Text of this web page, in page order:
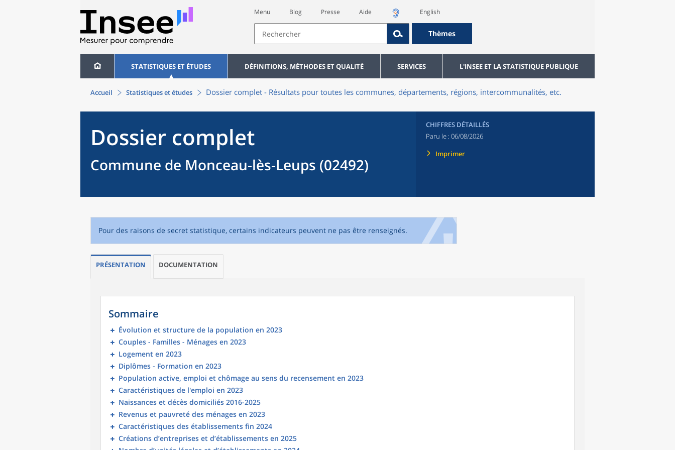
Menu Blog Presse Aide English
Thèmes
STATISTIQUES ET ÉTUDES DÉFINITIONS, MÉTHODES ET QUALITÉ SERVICES L'INSEE ET LA STATISTIQUE PUBLIQUE
Accueil Statistiques et études Dossier complet - Résultats pour toutes les communes, départements, régions, intercommunalités, etc.
Dossier complet
Commune de Monceau-lès-Leups (02492)
CHIFFRES DÉTAILLÉS
Paru le : 06/08/2026
Imprimer
Pour des raisons de secret statistique, certains indicateurs peuvent ne pas être renseignés.
PRÉSENTATION DOCUMENTATION
Sommaire
Évolution et structure de la population en 2023
Couples - Familles - Ménages en 2023
Logement en 2023
Diplômes - Formation en 2023
Population active, emploi et chômage au sens du recensement en 2023
Caractéristiques de l'emploi en 2023
Naissances et décès domiciliés 2016-2025
Revenus et pauvreté des ménages en 2023
Caractéristiques des établissements fin 2024
Créations d’entreprises et d’établissements en 2025